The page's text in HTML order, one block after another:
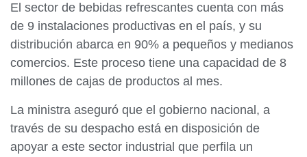
El sector de bebidas refrescantes cuenta con más
de 9 instalaciones productivas en el país, y su
distribución abarca en 90% a pequeños y medianos
comercios. Este proceso tiene una capacidad de 8
millones de cajas de productos al mes.
La ministra aseguró que el gobierno nacional, a
través de su despacho está en disposición de
apoyar a este sector industrial que perfila un